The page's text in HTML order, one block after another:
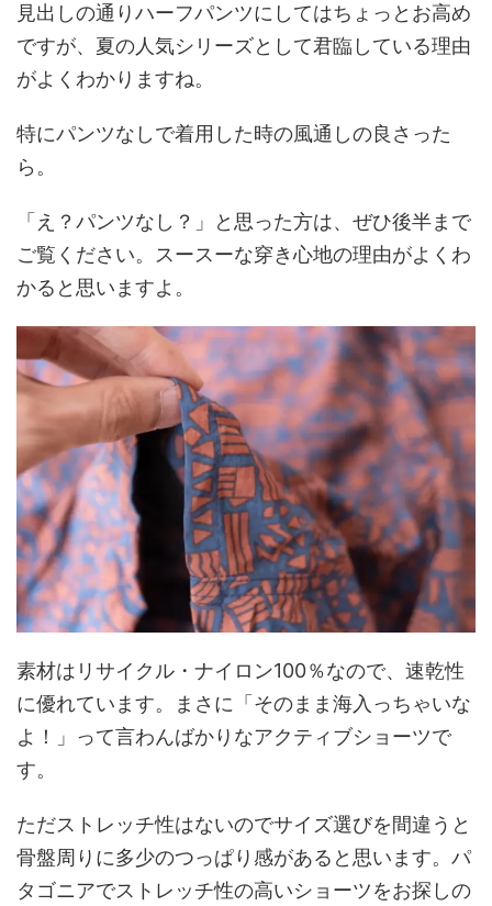
見出しの通りハーフパンツにしてはちょっとお高め
ですが、夏の人気シリーズとして君臨している理由
がよくわかりますね。
特にパンツなしで着用した時の風通しの良さった
ら。
「え？パンツなし？」と思った方は、ぜひ後半まで
ご覧ください。スースーな穿き心地の理由がよくわ
かると思いますよ。
素材はリサイクル・ナイロン100％なので、速乾性
に優れています。まさに「そのまま海入っちゃいな
よ！」って言わんばかりなアクティブショーツで
す。
ただストレッチ性はないのでサイズ選びを間違うと
骨盤周りに多少のつっぱり感があると思います。パ
タゴニアでストレッチ性の高いショーツをお探しの